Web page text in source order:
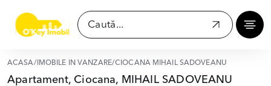
ACASĂ/ IMOBILE ÎN VÂNZARE/CIOCANA MIHAIL SADOVEANU
Apartament, Ciocana, MIHAIL SADOVEANU